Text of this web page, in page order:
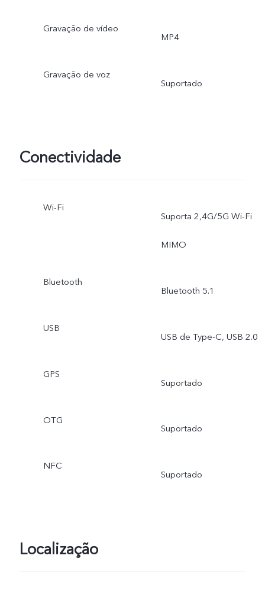
Gravação de vídeo
MP4
Gravação de voz
Suportado
Conectividade
Wi-Fi
Suporta 2,4G/5G Wi-Fi
MIMO
Bluetooth
Bluetooth 5.1
USB
USB de Type-C, USB 2.0
GPS
Suportado
OTG
Suportado
NFC
Suportado
Localização